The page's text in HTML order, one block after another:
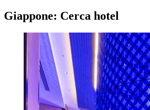
Giappone: Cerca hotel